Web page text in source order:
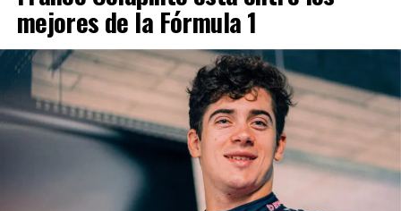
vigente.
El cuerpo estará integrado por representantes del
EMDER, la Dirección General Legal y Técnica, la
Contaduría General y la Dirección General de
Contrataciones, áreas que deberán elaborar un informe
técnico, jurídico y contable antes de que la
administración municipal adopte una definición sobre el
mejores de la Fórmula 1